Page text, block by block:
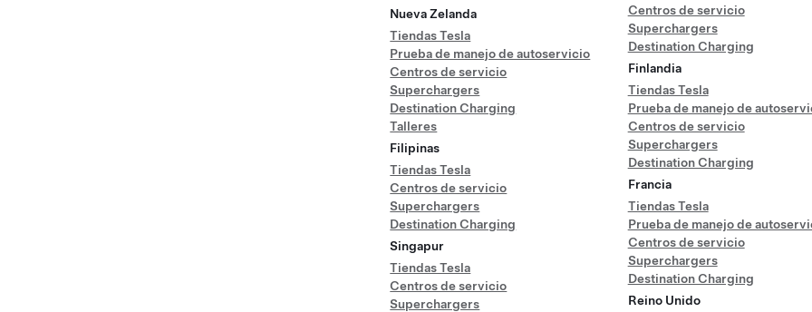
Nueva Zelanda
Tiendas Tesla
Prueba de manejo de autoservicio
Centros de servicio
Superchargers
Destination Charging
Talleres
Filipinas
Tiendas Tesla
Centros de servicio
Superchargers
Destination Charging
Singapur
Tiendas Tesla
Centros de servicio
Superchargers
Centros de servicio
Superchargers
Destination Charging
Finlandia
Tiendas Tesla
Prueba de manejo de
Centros de servicio
Superchargers
Destination Charging
Francia
Tiendas Tesla
Prueba de manejo de
Centros de servicio
Superchargers
Destination Charging
Reino Unido